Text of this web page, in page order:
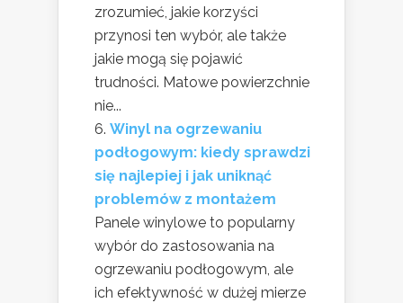
zrozumieć, jakie korzyści
przynosi ten wybór, ale także
jakie mogą się pojawić
trudności. Matowe powierzchnie
nie...
Winyl na ogrzewaniu
podłogowym: kiedy sprawdzi
się najlepiej i jak uniknąć
problemów z montażem
Panele winylowe to popularny
wybór do zastosowania na
ogrzewaniu podłogowym, ale
ich efektywność w dużej mierze